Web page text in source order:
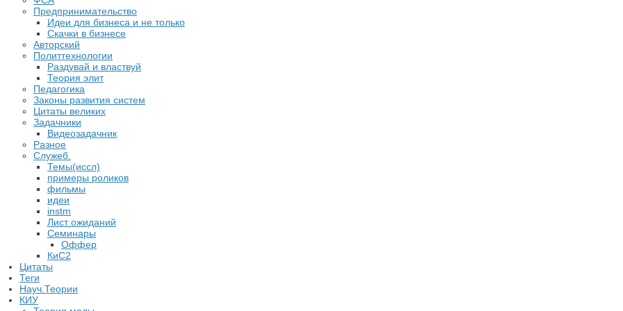
Предпринимательство
Идеи для бизнеса и не только
Скачки в бизнесе
Авторский
Политтехнологии
Раздувай и властвуй
Теория элит
​Педагогика
Законы развития систем
Цитаты великих
Задачники
Видеозадачник
Разное
Служеб.
Темы(иссл)
примеры роликов
фильмы
идеи
instm
Лист ожиданий
Семинары
Оффер
КиС2
Цитаты
Теги
Науч.Теории
КИУ